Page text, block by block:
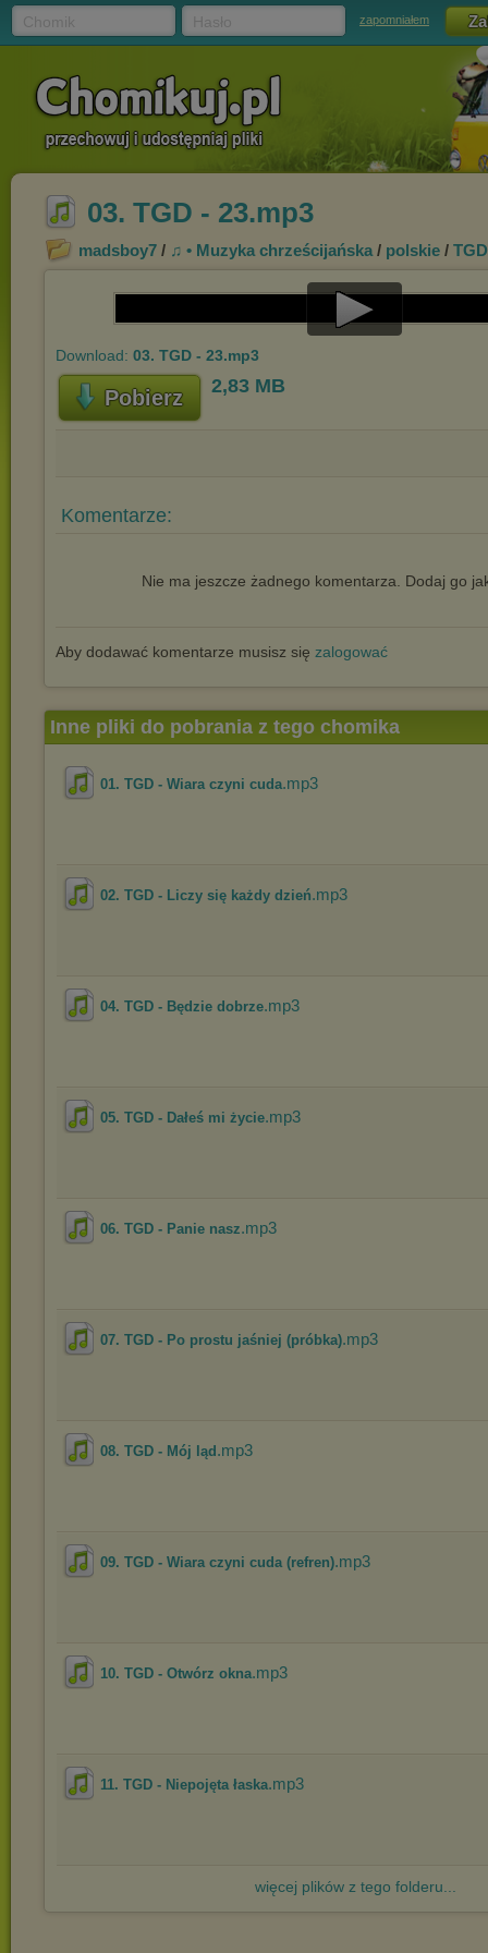
zapomniałem
03. TGD - 23.mp3
madsboy7 / ♫ • Muzyka chrześcijańska / polskie / TGD
Play
Download: 03. TGD - 23.mp3
Pobierz 2,83 MB
Komentarze:
Nie ma jeszcze żadnego komentarza. Dodaj go
Aby dodawać komentarze musisz się zalogować
Inne pliki do pobrania z tego chomika
01. TGD - Wiara czyni cuda.mp3
02. TGD - Liczy się każdy dzień.mp3
04. TGD - Będzie dobrze.mp3
05. TGD - Dałeś mi życie.mp3
06. TGD - Panie nasz.mp3
07. TGD - Po prostu jaśniej (próbka).mp3
08. TGD - Mój ląd .mp3
09. TGD - Wiara czyni cuda (refren).mp3
10. TGD - Otwórz okna.mp3
11. TGD - Niepojęta łaska.mp3
więcej plików z tego folderu...